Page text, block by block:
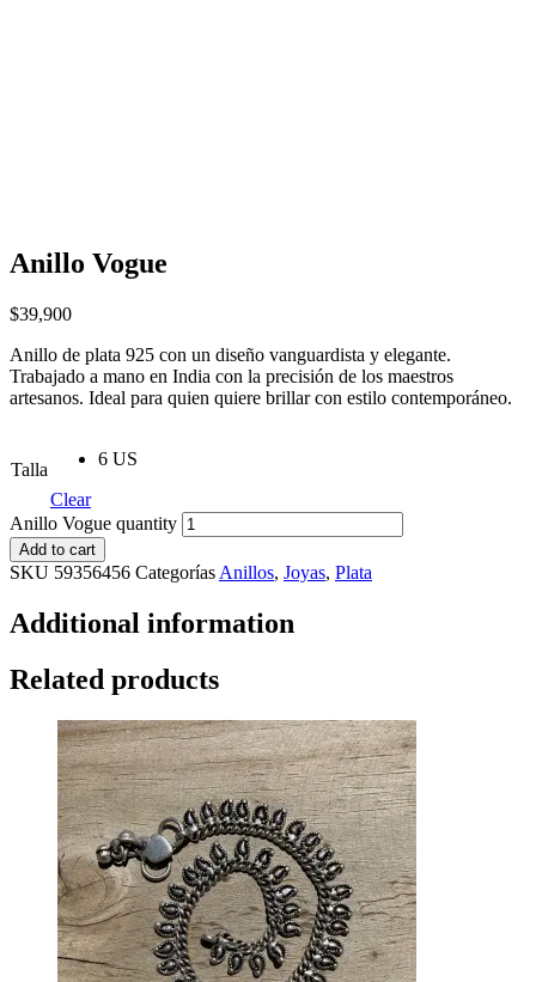
Anillo Vogue
$39,900
Anillo de plata 925 con un diseño vanguardista y elegante.
Trabajado a mano en India con la precisión de los maestros
artesanos. Ideal para quien quiere brillar con estilo contemporáneo.
Talla
6 US
Clear
Anillo Vogue quantity
Add to cart
SKU 59356456 Categorías Anillos, Joyas, Plata
Additional information
Related products